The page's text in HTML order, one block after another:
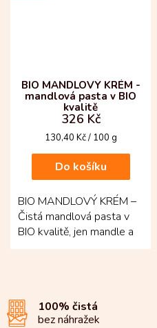
BIO MANDLOVÝ KRÉM -
mandlová pasta v BIO
kvalitě
326 Kč
Měrná
130,40 Kč / 100 g
Do košíku
BIO MANDLOVÝ KRÉM –
Čistá mandlová pasta v
BIO kvalitě, jen mandle a
špetka mořské soli.
100% čistá
bez náhražek